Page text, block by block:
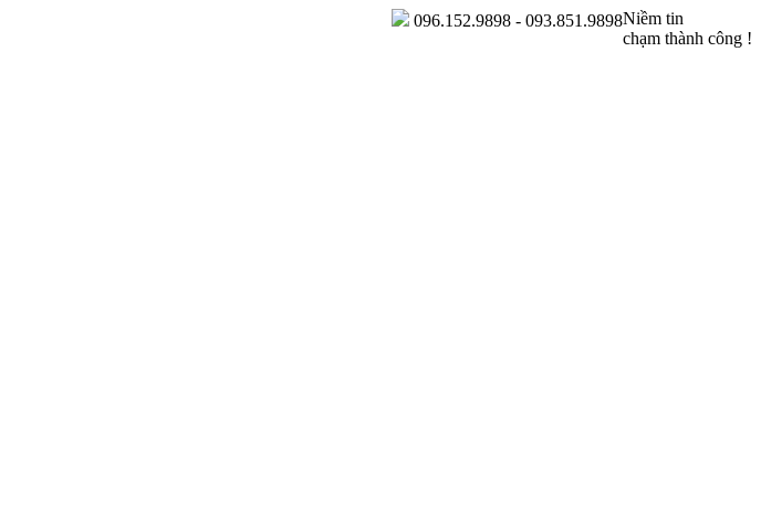
Niềm tin
chạm thành công !
096.152.9898 - 093.851.9898